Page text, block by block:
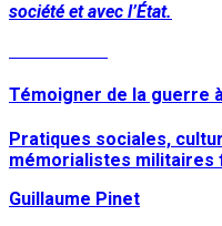
société et avec l’État.
Témoigner de la guerre
Pratiques sociales,
mémorialistes militaires
Guillaume Pinet